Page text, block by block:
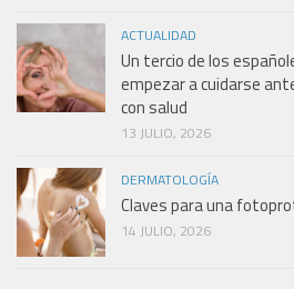
ACTUALIDAD
Un tercio de los
empezar a cuidarse
con salud
13 JULIO, 2026
DERMATOLOGÍA
Claves para una
14 JULIO, 2026